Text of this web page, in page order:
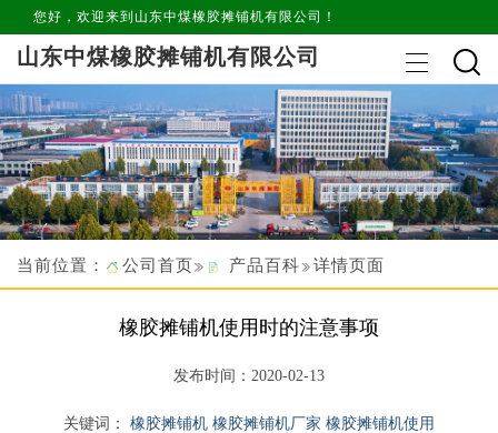
您好，欢迎来到山东中煤橡胶摊铺机有限公司！
山东中煤橡胶摊铺机有限公司
当前位置： 公司首页 产品百科 详情页面
橡胶摊铺机使用时的注意事项
发布时间：2020-02-13
关键词： 橡胶摊铺机 橡胶摊铺机厂家 橡胶摊铺机使用